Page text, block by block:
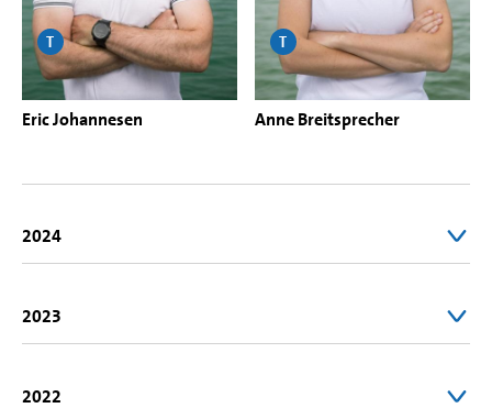
Eric Johannesen
T
Anne Breitsprecher
T
2024
Weltmeisterschaft 2024 in St. Catharines
2023
Weltmeisterschaften
2022